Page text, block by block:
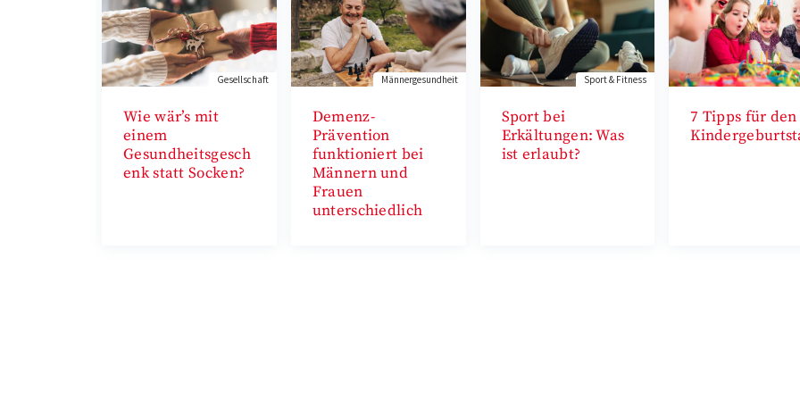
Gesellschaft
Wie wär’s mit
einem
Gesundheitsgesch
enk statt Socken?
Männergesundheit
Demenz-
Prävention
funktioniert bei
Männern und
Frauen
unterschiedlich
Sport & Fitness
Sport bei
Erkältungen: Was
ist erlaubt?
7 Tipps für den